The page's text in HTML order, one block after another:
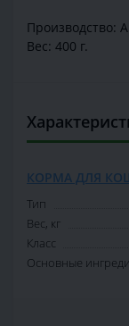
Производство:
Вес: 400 г.
КОРМА ДЛЯ
Тип
Вес, кг
Класс
Основные